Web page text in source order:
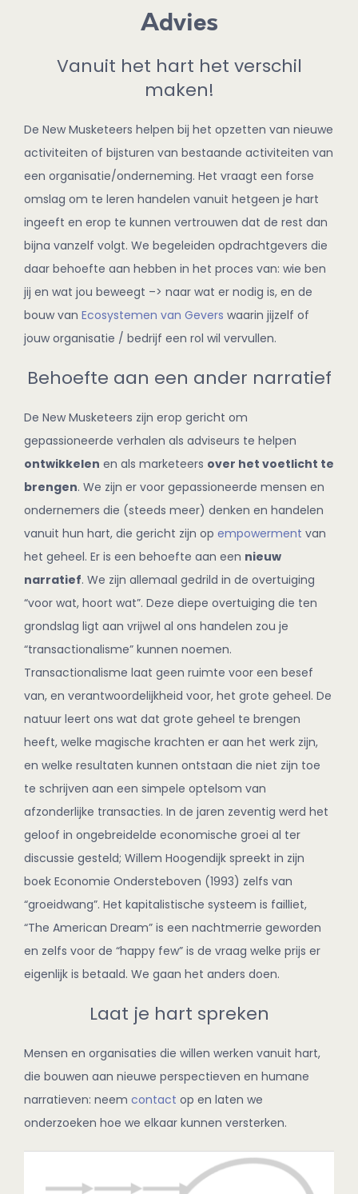
Advies
Vanuit het hart het verschil
maken!
De New Musketeers helpen bij het opzetten van nieuwe
activiteiten of bijsturen van bestaande activiteiten van
een organisatie/onderneming. Het vraagt een forse
omslag om te leren handelen vanuit hetgeen je hart
ingeeft en erop te kunnen vertrouwen dat de rest dan
bijna vanzelf volgt. We begeleiden opdrachtgevers die
daar behoefte aan hebben in het proces van: wie ben
jij en wat jou beweegt –> naar wat er nodig is, en de
bouw van Ecosystemen van Gevers waarin jijzelf of
jouw organisatie / bedrijf een rol wil vervullen.
Behoefte aan een ander narratief
De New Musketeers zijn erop gericht om
gepassioneerde verhalen als adviseurs te helpen
ontwikkelen en als marketeers over het voetlicht te
brengen. We zijn er voor gepassioneerde mensen en
ondernemers die (steeds meer) denken en handelen
vanuit hun hart, die gericht zijn op empowerment van
het geheel. Er is een behoefte aan een nieuw
narratief. We zijn allemaal gedrild in de overtuiging
“voor wat, hoort wat”. Deze diepe overtuiging die ten
grondslag ligt aan vrijwel al ons handelen zou je
“transactionalisme” kunnen noemen.
Transactionalisme laat geen ruimte voor een besef
van, en verantwoordelijkheid voor, het grote geheel. De
natuur leert ons wat dat grote geheel te brengen
heeft, welke magische krachten er aan het werk zijn,
en welke resultaten kunnen ontstaan die niet zijn toe
te schrijven aan een simpele optelsom van
afzonderlijke transacties. In de jaren zeventig werd het
geloof in ongebreidelde economische groei al ter
discussie gesteld; Willem Hoogendijk spreekt in zijn
boek Economie Ondersteboven (1993) zelfs van
“groeidwang”. Het kapitalistische systeem is failliet,
“The American Dream” is een nachtmerrie geworden
en zelfs voor de “happy few” is de vraag welke prijs er
eigenlijk is betaald. We gaan het anders doen.
Laat je hart spreken
Mensen en organisaties die willen werken vanuit hart,
die bouwen aan nieuwe perspectieven en humane
narratieven: neem contact op en laten we
onderzoeken hoe we elkaar kunnen versterken.